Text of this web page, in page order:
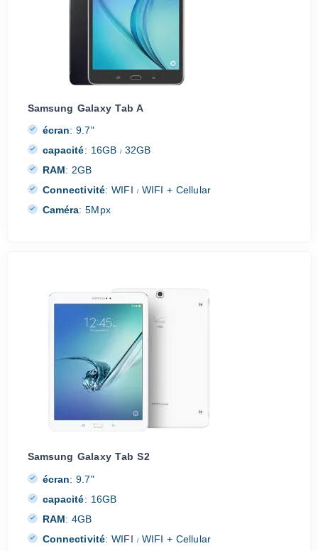
Samsung Galaxy Tab A
écran: 9.7"
capacité: 16GB/ 32GB
RAM: 2GB
Connectivité: WIFI /WIFI + Cellular
Caméra: 5Mpx
Samsung Galaxy Tab S2
écran: 9.7"
capacité: 16GB
RAM: 4GB
Connectivité: WIFI /WIFI + Cellular